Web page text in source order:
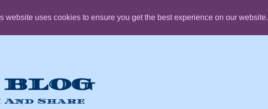
website uses cookies to ensure you get the best experience on our website.
Share